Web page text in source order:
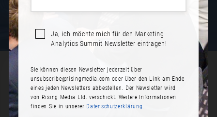
SPEAKER*INNEN - BERLIN 2025
Ja, ich möchte mich für den Marketing
Analytics Summit Newsletter eintragen!
Sie können diesen Newsletter jederzeit über
unsubscribe@risingmedia.com oder über den Link am Ende
eines jeden Newsletters abbestellen. Der Newsletter wird
von Rising Media Ltd. verschickt. Weitere Informationen
finden Sie in unserer Datenschutzerklärung.